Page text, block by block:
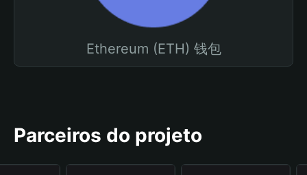
Ethereum (ETH) 钱包
Parceiros do projeto